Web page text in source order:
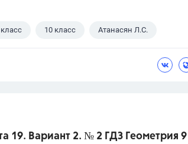
10 класс Атанасян Л.С.
19. Вариант 2. № 2 ГДЗ Геометрия 9